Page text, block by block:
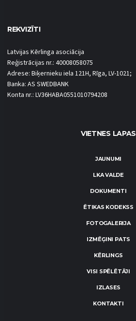
REKVIZĪTI
Latvijas Kērlinga asociācija
Reģistrācijas nr.: 40008058075
Adrese: Biķernieku iela 121H, Rīga, LV-1021;
Banka: AS SWEDBANK
Konta nr.: LV36HABA0551010794208
VIETNES LAPAS
JAUNUMI
LKA VALDE
DOKUMENTI
ĒTIKAS KODEKSS
FOTOGALERIJA
IZMĒĢINI PATS
KĒRLINGS
VISI SPĒLĒTĀJI
IZLASES
KONTAKTI